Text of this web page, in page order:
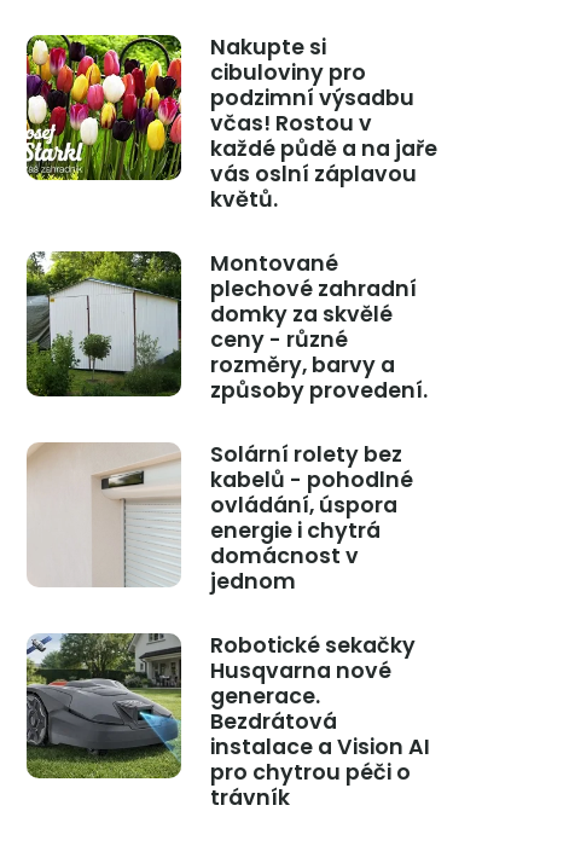
Nakupte si
cibuloviny pro
podzimní výsadbu
včas! Rostou v
každé půdě a na jaře
vás oslní záplavou
květů.
Montované
plechové zahradní
domky za skvělé
ceny - různé
rozměry, barvy a
způsoby provedení.
Solární rolety bez
kabelů - pohodlné
ovládání, úspora
energie i chytrá
domácnost v
jednom
Robotické sekačky
Husqvarna nové
generace.
Bezdrátová
instalace a Vision AI
pro chytrou péči o
trávník